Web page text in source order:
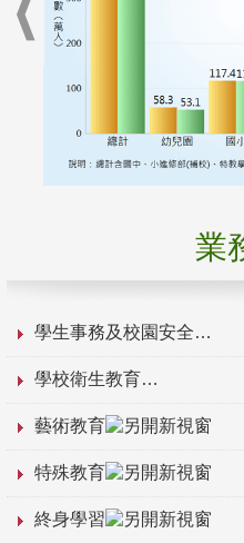
業
學生事務及校園安全
學校衛生教育
藝術教育
特殊教育
終身學習